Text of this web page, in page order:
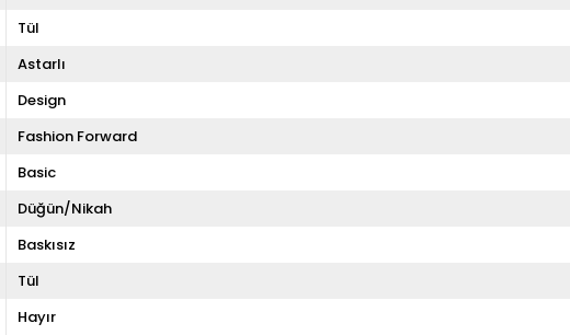
Tül
Astarlı
Design
Fashion Forward
Basic
Düğün/Nikah
Baskısız
Tül
Hayır